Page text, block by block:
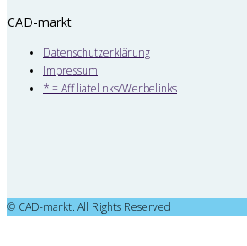
CAD-markt
Datenschutzerklärung
Impressum
* = Affiliatelinks/Werbelinks
© CAD-markt. All Rights Reserved.